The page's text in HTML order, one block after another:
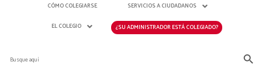
CÓMO COLEGIARSE SERVICIOS A CIUDADANOS
EL COLEGIO ¿SU ADMINISTRADOR ESTÁ COLEGIADO?